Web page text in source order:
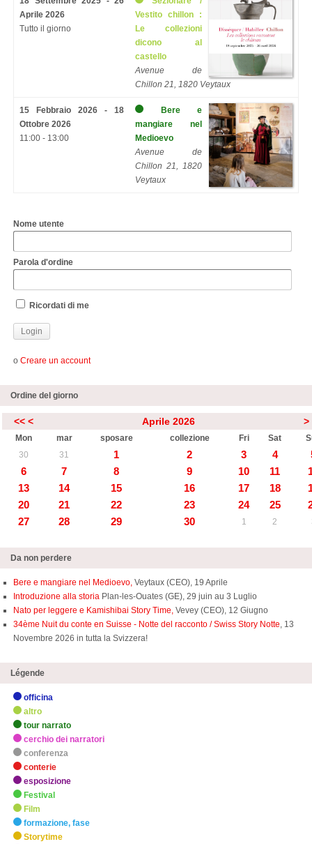
Aprile 2026
Tutto il giorno
Vestito chillon :
Le collezioni
dicono al
castello
Avenue de
Chillon 21, 1820 Veytaux
15 Febbraio 2026 - 18
Ottobre 2026
11:00 - 13:00
Bere e
mangiare nel
Medioevo
Avenue de
Chillon 21, 1820
Veytaux
Nome utente
Parola d'ordine
Ricordati di me
o Creare un account
Ordine del giorno
<< < Aprile 2026 >
Mon mar sposare collezione Fri Sat
30
31 1 2 3 4
6
7 8 9 10 11
13
14 15 16 17 18
20
21 22 23 24 25
27
28 29 30 1 2
Da non perdere
Bere e mangiare nel Medioevo, Veytaux (CEO), 19 Aprile
Introduzione alla storia Plan-les-Ouates (GE), 29 juin au 3 Luglio
Nato per leggere e Kamishibai Story Time, Vevey (CEO), 12 Giugno
34ème Nuit du conte en Suisse - Notte del racconto / Swiss Story Notte, 13
Novembre 2026 in tutta la Svizzera!
Légende
officina
altro
tour narrato
cerchio dei narratori
conferenza
conterie
esposizione
Festival
Film
formazione, fase
Storytime